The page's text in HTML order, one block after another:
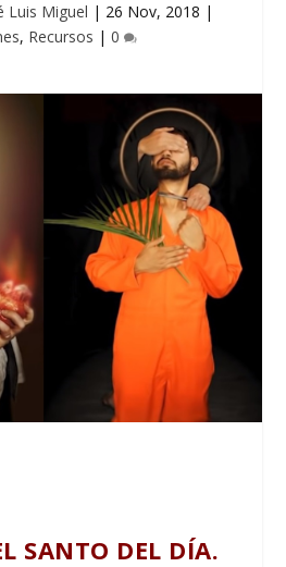
Luis Miguel | 26 Nov, 2018 |
, Recursos | 0
SANTO DEL DÍA.